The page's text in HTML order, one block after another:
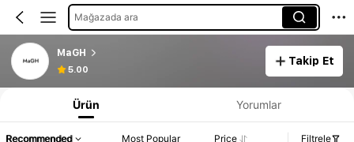
Mağazada ara
MaGH
5.00
Takip Et
Ürün Yorumlar
Recommended Most Popular Price Filtrele